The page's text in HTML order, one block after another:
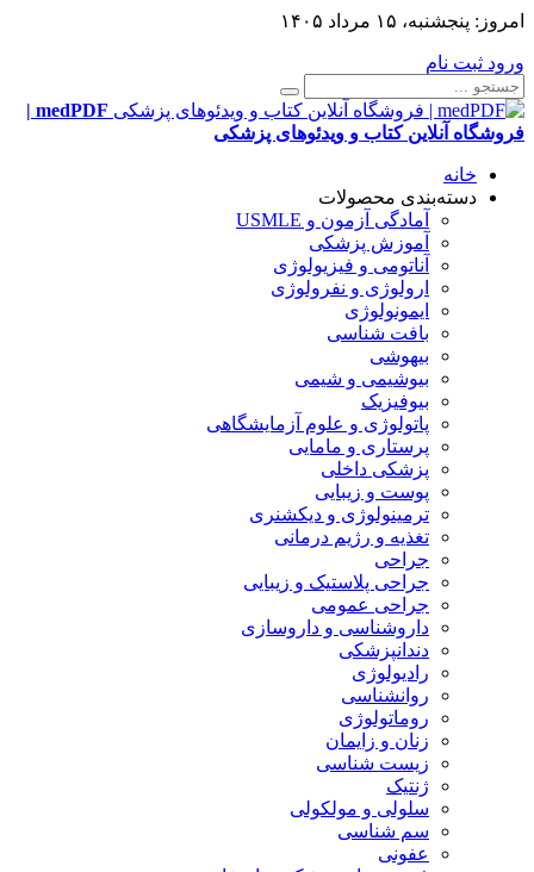
امروز: پنجشنبه، ۱۵ مرداد ۱۴۰۵
ورود ثبت نام
medPDF |
فروشگاه آنلاین کتاب و ویدئوهای پزشکی
خانه
دسته‌بندی محصولات
آمادگی آزمون و USMLE
آموزش پزشکی
آناتومی و فیزیولوژی
ارولوژی و نفرولوژی
ایمونولوژی
بافت شناسی
بیهوشی
بیوشیمی و شیمی
بیوفیزیک
پاتولوژی و علوم آزمایشگاهی
پرستاری و مامایی
پزشکی داخلی
پوست و زیبایی
ترمینولوژی و دیکشنری
تغذیه و رژیم درمانی
جراحی
جراحی پلاستیک و زیبایی
جراحی عمومی
داروشناسی و داروسازی
دندانپزشکی
رادیولوژی
روانشناسی
روماتولوژی
زنان و زایمان
زیست شناسی
ژنتیک
سلولی و مولکولی
سم شناسی
عفونی